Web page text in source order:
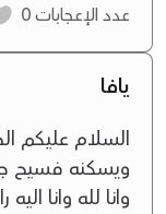
عدد الإعجابات
يافا
السلام عليكم
ويسكنه فسيح
وانا لله وانا